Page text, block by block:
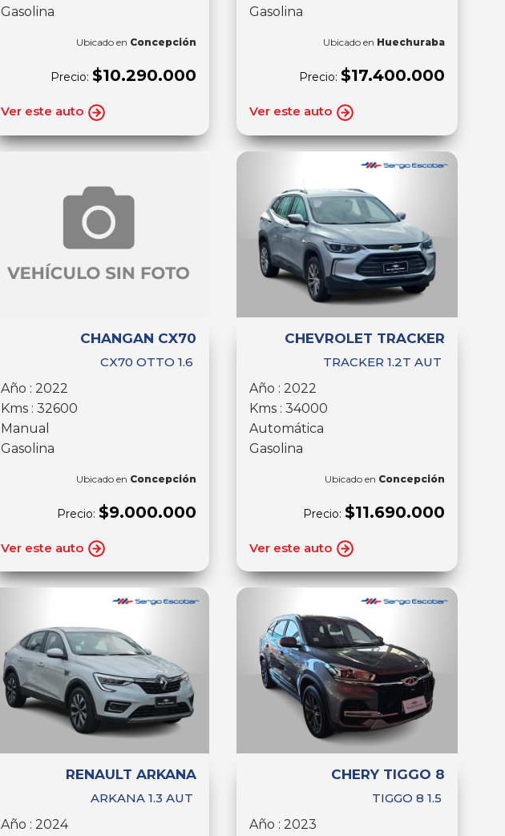
Gasolina
Ubicado en Concepción
Precio: $10.290.000
Ver este auto
Gasolina
Ubicado en Huechuraba
Precio: $17.400.000
Ver este auto
CHANGAN CX70
CX70 OTTO 1.6
Año : 2022
Kms : 32600
Manual
Gasolina
Ubicado en Concepción
Precio: $9.000.000
Ver este auto
CHEVROLET TRACKER
TRACKER 1.2T AUT
Año : 2022
Kms : 34000
Automática
Gasolina
Ubicado en Concepción
Precio: $11.690.000
Ver este auto
RENAULT ARKANA
ARKANA 1.3 AUT
Año : 2024
CHERY TIGGO 8
TIGGO 8 1.5
Año : 2023